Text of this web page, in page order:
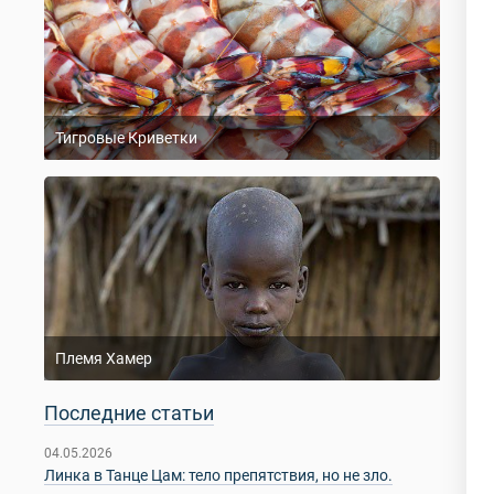
Тигровые Криветки
Племя Хамер
Последние статьи
04.05.2026
Линка в Танце Цам: тело препятствия, но не зло.